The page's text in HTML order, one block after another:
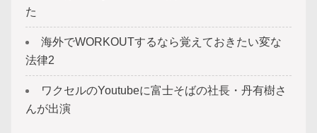
た
海外でWORKOUTするなら覚えておきたい変な
法律2
ワクセルのYoutubeに富士そばの社長・丹有樹さ
んが出演